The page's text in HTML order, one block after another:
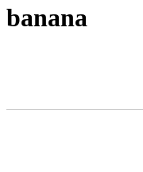
banana